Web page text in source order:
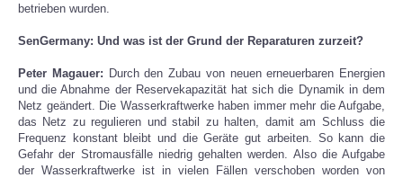
betrieben wurden.
SenGermany: Und was ist der Grund der Reparaturen zurzeit?
Peter Magauer: Durch den Zubau von neuen erneuerbaren Energien
und die Abnahme der Reservekapazität hat sich die Dynamik in dem
Netz geändert. Die Wasserkraftwerke haben immer mehr die Aufgabe,
das Netz zu regulieren und stabil zu halten, damit am Schluss die
Frequenz konstant bleibt und die Geräte gut arbeiten. So kann die
Gefahr der Stromausfälle niedrig gehalten werden. Also die Aufgabe
der Wasserkraftwerke ist in vielen Fällen verschoben worden von